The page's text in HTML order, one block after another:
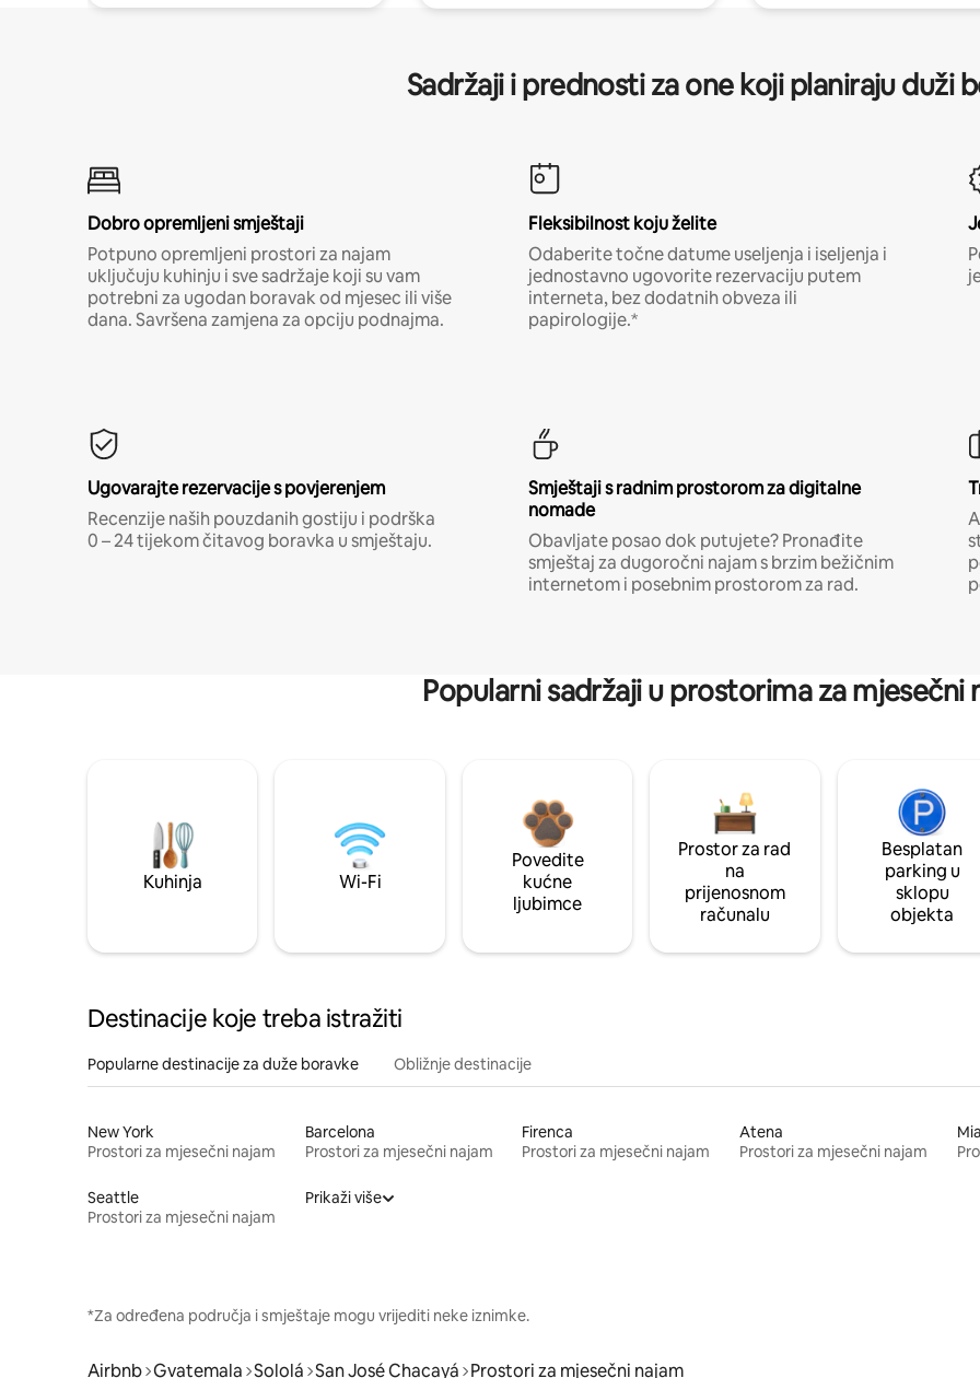
Sadržaji i prednosti za one koji planiraju duži
Dobro opremljeni smještaji
Potpuno opremljeni prostori za najam
uključuju kuhinju i sve sadržaje koji su vam
potrebni za ugodan boravak od mjesec ili više
dana. Savršena zamjena za opciju podnajma.
Fleksibilnost koju želite
Odaberite točne datume useljenja i iseljenja i
jednostavno ugovorite rezervaciju putem
interneta, bez dodatnih obveza ili
papirologije.*
Ugovarajte rezervacije s povjerenjem
Recenzije naših pouzdanih gostiju i podrška
0 – 24 tijekom čitavog boravka u smještaju.
Smještaji s radnim prostorom za digitalne
nomade
Obavljate posao dok putujete? Pronađite
smještaj za dugoročni najam s brzim bežičnim
internetom i posebnim prostorom za rad.
Popularni sadržaji u prostorima za mjesečni
Kuhinja Wi-Fi
Povedite
kućne
ljubimce
Prostor za rad
na
prijenosnom
računalu
Besplatan
parking u
sklopu
objekta
Destinacije koje treba istražiti
Popularne destinacije za duže boravke Obližnje destinacije
New York
Prostori za mjesečni najam
Barcelona
Prostori za mjesečni najam
Firenca
Prostori za mjesečni najam
Atena
Prostori za mjesečni najam
Seattle
Prostori za mjesečni najam
Prikaži više
*Za određena područja i smještaje mogu vrijediti neke iznimke.
Airbnb Gvatemala Sololá San José Chacayá Prostori za mjesečni najam